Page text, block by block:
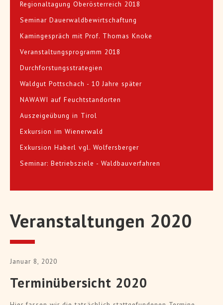
Regionaltagung Oberösterreich 2018
Seminar Dauerwaldbewirtschaftung
Kamingespräch mit Prof. Thomas Knoke
Veranstaltungsprogramm 2018
Durchforstungsstrategien
Waldgut Pottschach - 10 Jahre später
NAWAWI auf Feuchtstandorten
Auszeigeübung in Tirol
Exkursion im Wienerwald
Exkursion Haberl vgl. Wolfersberger
Seminar: Betriebsziele - Waldbauverfahren
Veranstaltungen 2020
Januar 8, 2020
Terminübersicht 2020